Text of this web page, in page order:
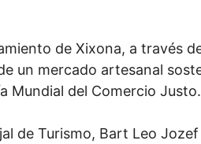
de Xixona, a través
un mercado artesanal
Mundial del Comercio Justo.
de Turismo, Bart Leo